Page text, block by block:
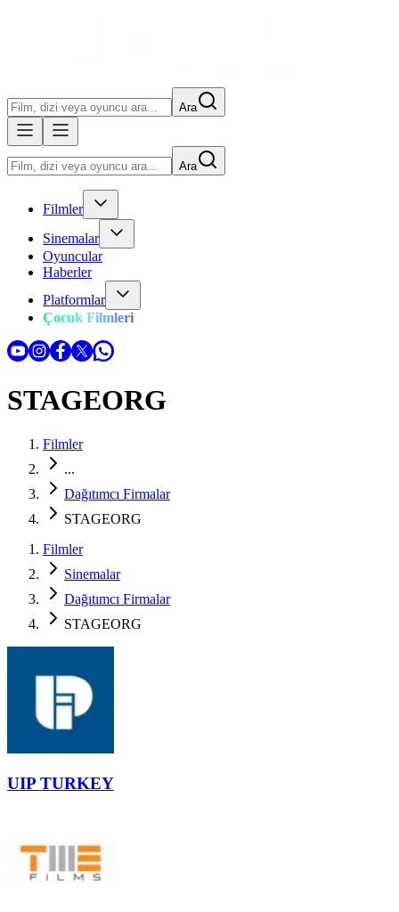
Ara
Ara
Filmler
Sinemalar
Oyuncular
Haberler
Platformlar
Çocuk Filmleri
STAGEORG
Filmler
...
Dağıtımcı Firmalar
STAGEORG
Filmler
Sinemalar
Dağıtımcı Firmalar
STAGEORG
UIP TURKEY